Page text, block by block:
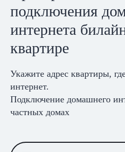
подключения
интернета
квартире
Укажите адрес квартиры,
интернет.
Подключение домашнего
частных домах